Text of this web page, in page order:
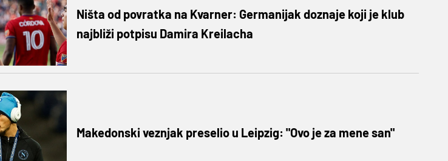
Ništa od povratka na Kvarner: Germanijak doznaje koji je klub
najbliži potpisu Damira Kreilacha
Makedonski veznjak preselio u Leipzig: "Ovo je za mene san"